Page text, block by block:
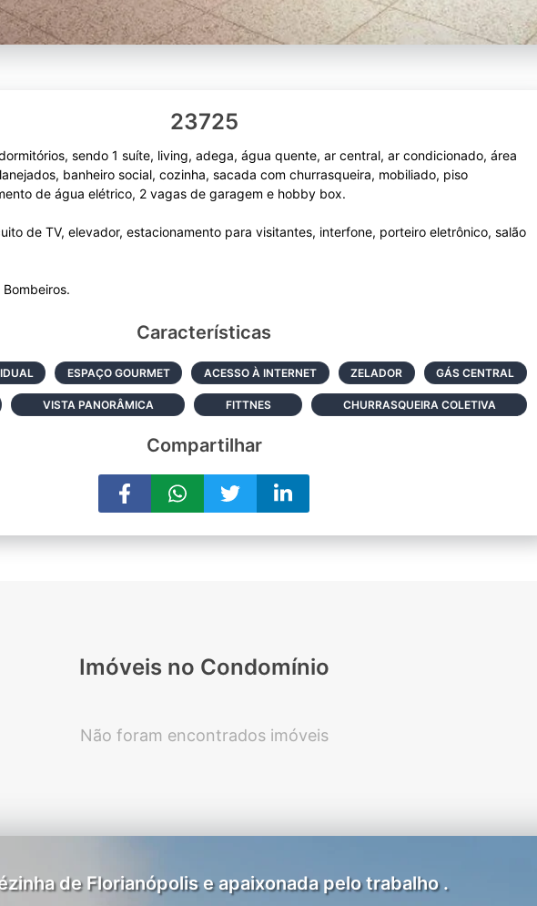
23725
sendo 1 suíte, living, adega, água quente, ar central, ar condicionado, área
banheiro social, cozinha, sacada com churrasqueira, mobiliado, piso
de água elétrico, 2 vagas de garagem e hobby box.
de TV, elevador, estacionamento para visitantes, interfone, porteiro eletrônico, salão
Características
ESPAÇO GOURMET ACESSO À INTERNET ZELADOR GÁS CENTRAL
VISTA PANORÂMICA FITTNES CHURRASQUEIRA COLETIVA
Compartilhar
Imóveis no Condomínio
Não foram encontrados imóveis
de Florianópolis e apaixonada pelo trabalho .